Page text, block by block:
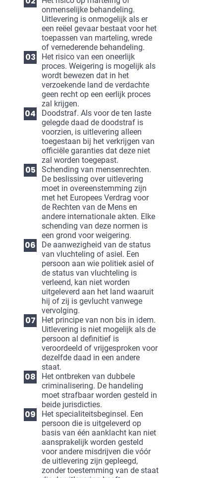
onmenselijke behandeling.
Uitlevering is onmogelijk als er
een reëel gevaar bestaat voor het
toepassen van marteling, wrede
of vernederende behandeling.
Het risico van een oneerlijk
proces. Weigering is mogelijk als
wordt bewezen dat in het
verzoekende land de verdachte
geen recht op een eerlijk proces
zal krijgen.
Doodstraf. Als voor de ten laste
gelegde daad de doodstraf is
voorzien, is uitlevering alleen
toegestaan bij het verkrijgen van
officiële garanties dat deze niet
zal worden toegepast.
Schending van mensenrechten.
De beslissing over uitlevering
moet in overeenstemming zijn
met het Europees Verdrag voor
de Rechten van de Mens en
andere internationale akten. Elke
schending van deze normen is
een grond voor weigering.
De aanwezigheid van de status
van vluchteling of asiel. Een
persoon aan wie politiek asiel of
de status van vluchteling is
verleend, kan niet worden
uitgeleverd aan het land waaruit
hij of zij is gevlucht vanwege
vervolging.
Het principe van non bis in idem.
Uitlevering is niet mogelijk als de
persoon al definitief is
veroordeeld of vrijgesproken voor
dezelfde daad in een andere
staat.
Het ontbreken van dubbele
criminalisering. De handeling
moet strafbaar worden gesteld in
beide jurisdicties.
Het specialiteitsbeginsel. Een
persoon die is uitgeleverd op
basis van één aanklacht kan niet
aansprakelijk worden gesteld
voor andere misdrijven die vóór
de uitlevering zijn gepleegd,
zonder toestemming van de staat